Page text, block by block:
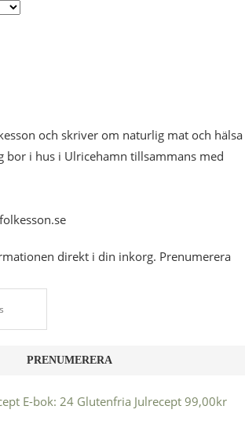
och skriver om naturlig mat och hälsa
bor i hus i Ulricehamn tillsammans med
direkt i din inkorg. Prenumerera
E-bok: 24 Glutenfria Julrecept 99,00kr